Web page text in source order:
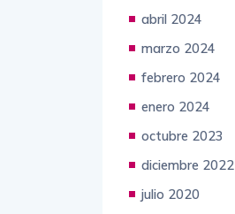
abril 2024
marzo 2024
febrero 2024
enero 2024
octubre 2023
diciembre 2022
julio 2020